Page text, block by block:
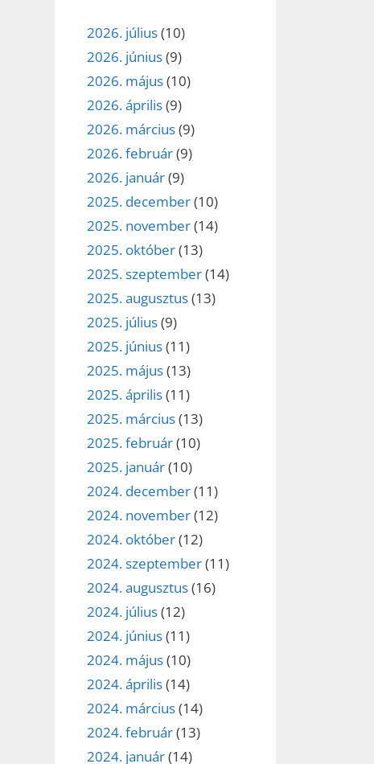
2026. július(10)
2026. június(9)
2026. május(10)
2026. április(9)
2026. március(9)
2026. február(9)
2026. január(9)
2025. december(10)
2025. november(14)
2025. október(13)
2025. szeptember(14)
2025. augusztus(13)
2025. július(9)
2025. június(11)
2025. május(13)
2025. április(11)
2025. március(13)
2025. február(10)
2025. január(10)
2024. december(11)
2024. november(12)
2024. október(12)
2024. szeptember(11)
2024. augusztus(16)
2024. július(12)
2024. június(11)
2024. május(10)
2024. április(14)
2024. március(14)
2024. február(13)
2024. január(14)